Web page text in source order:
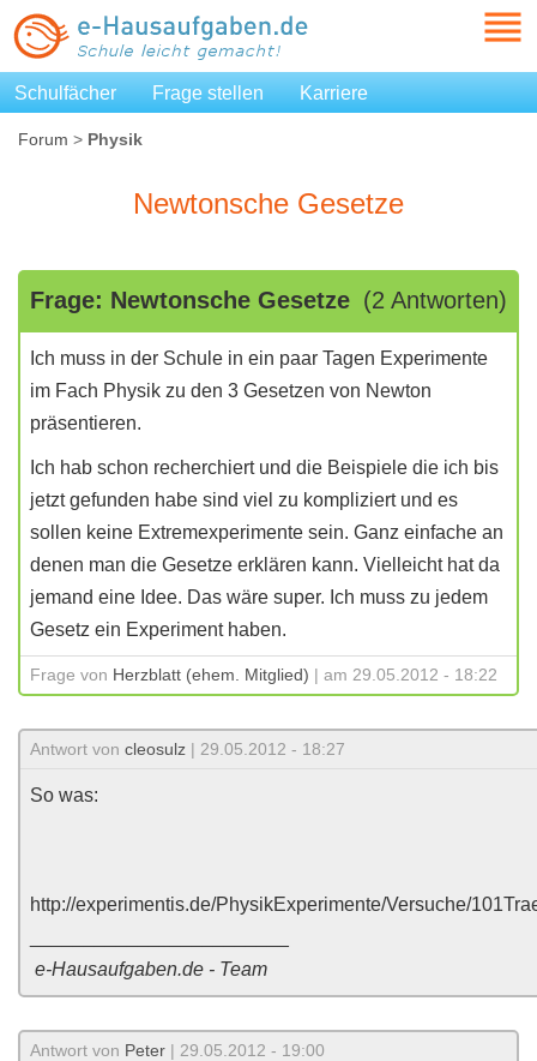
Schulfächer Frage stellen Karriere
Forum > Physik
Newtonsche Gesetze
Frage: Newtonsche Gesetze (2 Antworten)
Ich muss in der Schule in ein paar Tagen Experimente
im Fach Physik zu den 3 Gesetzen von Newton
präsentieren.
Ich hab schon recherchiert und die Beispiele die ich bis
jetzt gefunden habe sind viel zu kompliziert und es
sollen keine Extremexperimente sein. Ganz einfache an
denen man die Gesetze erklären kann. Vielleicht hat da
jemand eine Idee. Das wäre super. Ich muss zu jedem
Gesetz ein Experiment haben.
Frage von Herzblatt (ehem. Mitglied) | am 29.05.2012 - 18:22
Antwort von cleosulz | 29.05.2012 - 18:27
So was:
http://experimentis.de/PhysikExperimente/Versuche/
e-Hausaufgaben.de - Team
Antwort von Peter | 29.05.2012 - 19:00